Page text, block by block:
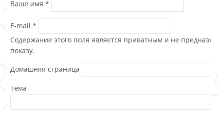
Ваше имя *
E-mail *
Содержание этого поля является приватным и не
показу.
Домашняя страница
Тема